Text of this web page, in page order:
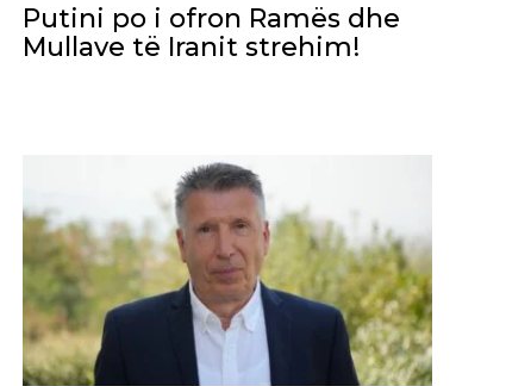
Putini po i ofron Ramës dhe
Mullave të Iranit strehim!